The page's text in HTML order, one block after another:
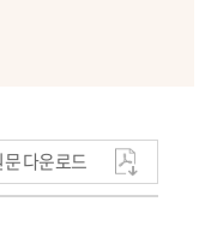
다운로드